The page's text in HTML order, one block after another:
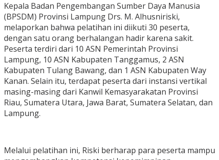
Kepala Badan Pengembangan Sumber Daya Manusia
(BPSDM) Provinsi Lampung Drs. M. Alhusniriski,
melaporkan bahwa pelatihan ini diikuti 30 peserta,
dengan satu orang berhalangan hadir karena sakit.
Peserta terdiri dari 10 ASN Pemerintah Provinsi
Lampung, 10 ASN Kabupaten Tanggamus, 2 ASN
Kabupaten Tulang Bawang, dan 1 ASN Kabupaten Way
Kanan. Selain itu, terdapat peserta dari instansi vertikal
masing-masing dari Kanwil Kemasyarakatan Provinsi
Riau, Sumatera Utara, Jawa Barat, Sumatera Selatan, dan
Lampung.
Melalui pelatihan ini, Riski berharap para peserta mampu